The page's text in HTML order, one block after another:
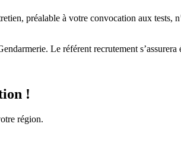
préalable à votre convocation aux tests,
Le référent recrutement
!
région.